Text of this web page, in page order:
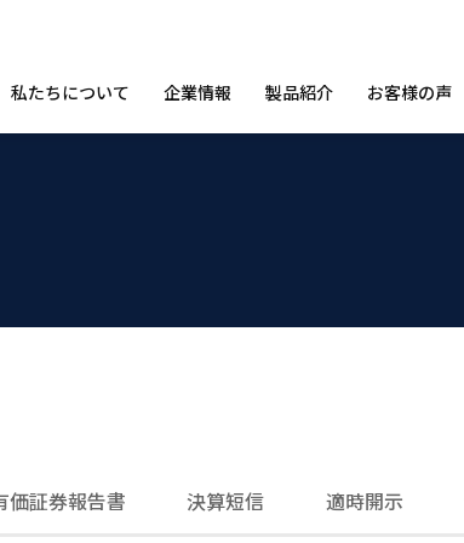
私たちについて 企業情報 製品紹介 お客様の声
価証券報告書 決算短信 適時開示